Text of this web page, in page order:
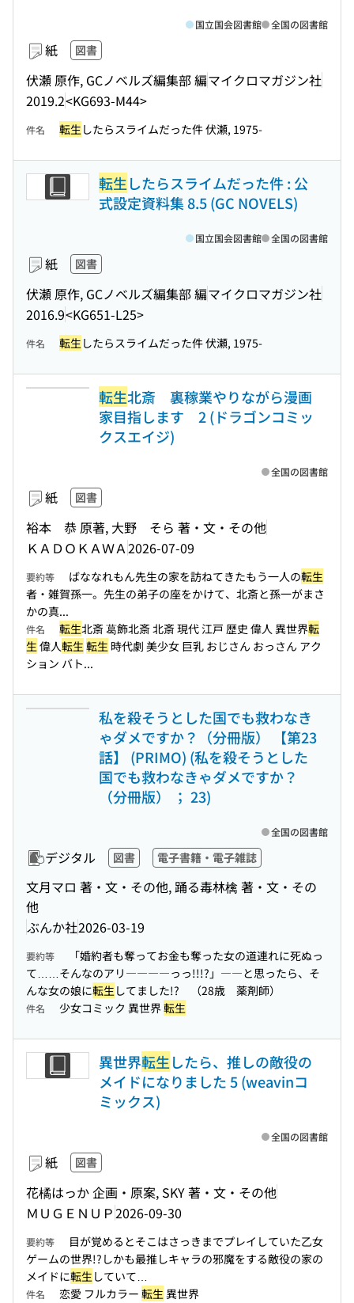
紙 図書
伏瀬 原作, GCノベルズ編集部 編マイクロマガジン社
2019.2<KG693-M44>
国立国会図書館 全国の図書館
件名 転生したらスライムだった件 伏瀬, 1975-
転生したらスライムだった件 : 公
式設定資料集 8.5 (GC NOVELS)
紙 図書
伏瀬 原作, GCノベルズ編集部 編マイクロマガジン社
2016.9<KG651-L25>
国立国会図書館 全国の図書館
件名 転生したらスライムだった件 伏瀬, 1975-
転生北斎 裏稼業やりながら漫画
家目指します 2 (ドラゴンコミッ
クスエイジ)
紙 図書
裕本 恭 原著, 大野 そら 著・文・その他
ＫＡＤＯＫＡＷＡ2026-07-09
全国の図書館
要約等 ばななれもん先生の家を訪ねてきたもう一人の転生
者・雑賀孫一。先生の弟子の座をかけて、北斎と孫一がまさ
かの真...
件名 転生北斎 葛飾北斎 北斎 現代 江戸 歴史 偉人 異世界転
生偉人転生転生 時代劇 美少女 巨乳 おじさん おっさん アク
ション バト...
私を殺そうとした国でも救わなき
ゃダメですか？（分冊版） 【第23
話】 (PRIMO) (私を殺そうとした
国でも救わなきゃダメですか？
（分冊版） ； 23)
デジタル 図書 電子書籍・電子雑誌
文月マロ 著・文・その他, 踊る毒林檎 著・文・その
他
ぶんか社2026-03-19
全国の図書館
要約等
「婚約者も奪ってお金も奪った女の道連れに死ぬっ
て……そんなのアリ――――っっ!!!?」――と思ったら、そ
んな女の娘に転生してました!? （28歳 薬剤師）
件名 少女コミック 異世界転生
異世界転生したら、推しの敵役の
メイドになりました 5 (weavinコ
ミックス)
紙 図書
花橘はっか 企画・原案, SKY 著・文・その他
ＭＵＧＥＮＵＰ2026-09-30
全国の図書館
要約等
目が覚めるとそこはさっきまでプレイしていた乙女
ゲームの世界!?しかも最推しキャラの邪魔をする敵役の家の
メイドに転生していて…
件名 恋愛 フルカラー 転生異世界